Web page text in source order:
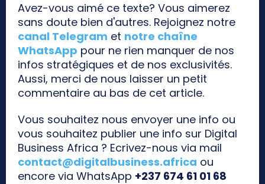
Avez-vous aimé ce texte? Vous aimerez
sans doute bien d'autres. Rejoignez notre
canal Telegram et notre chaîne
WhatsApp pour ne rien manquer de nos
infos stratégiques et de nos exclusivités.
Aussi, merci de nous laisser un petit
commentaire au bas de cet article.
Vous souhaitez nous envoyer une info ou
vous souhaitez publier une info sur Digital
Business Africa ? Ecrivez-nous via mail
contact@digitalbusiness.africa ou
encore via WhatsApp +237 674 61 01 68